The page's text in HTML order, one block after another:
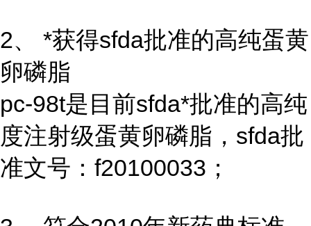
2、 *获得sfda批准的高纯蛋黄
卵磷脂
pc-98t是目前sfda*批准的高纯
度注射级蛋黄卵磷脂，sfda批
准文号：f20100033；